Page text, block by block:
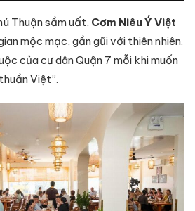
Thuận sầm uất, Cơm Niêu Ý Việt
mộc mạc, gần gũi với thiên nhiên.
của cư dân Quận 7 mỗi khi muốn
Việt”.